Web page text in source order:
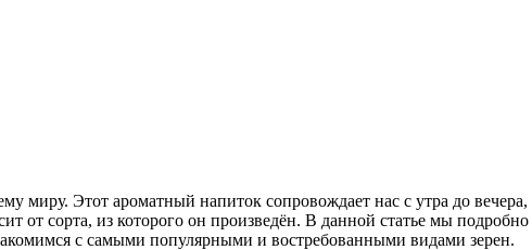
Этот ароматный напиток сопровождает нас с утра до вечера,
от сорта, из которого он произведён. В данной статье мы
с самыми популярными и востребованными видами зерен.